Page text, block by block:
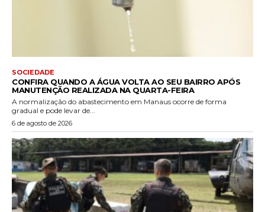
SOCIEDADE
CONFIRA QUANDO A ÁGUA VOLTA AO SEU BAIRRO APÓS
MANUTENÇÃO REALIZADA NA QUARTA-FEIRA
A normalização do abastecimento em Manaus ocorre de forma
gradual e pode levar de...
6 de agosto de 2026